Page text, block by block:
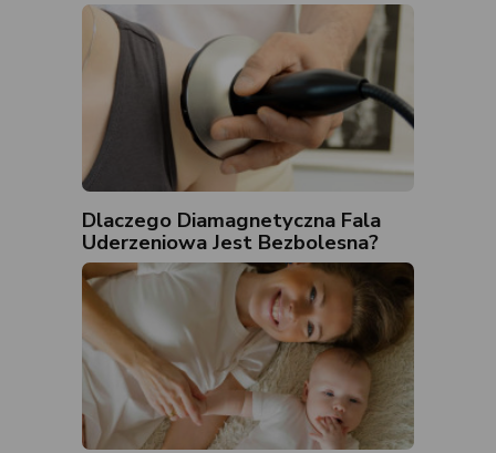
Dlaczego Diamagnetyczna Fala
Uderzeniowa Jest Bezbolesna?